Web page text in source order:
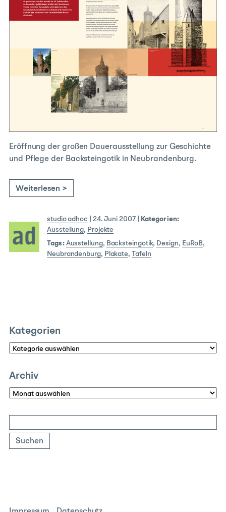
Eröffnung der großen Dauerausstellung zur Geschichte
und Pflege der Backsteingotik in Neubrandenburg.
Weiterlesen >
studio adhoc 24. Juni 2007|
Kategorien:
Ausstellung, Projekte
Tags: Ausstellung, Backsteingotik, Design, EuRoB,
Neubrandenburg, Plakate,Tafeln
Kategorien
Kategorien
Archiv
Archiv
nach: